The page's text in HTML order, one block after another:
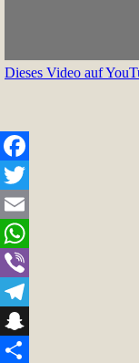
Dieses Video auf
Facebook
Twitter
Email
WhatsApp
Viber
Telegram
Snapchat